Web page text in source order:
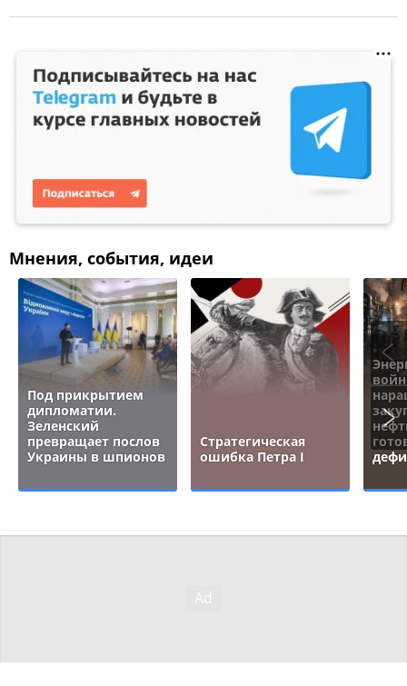
Мнения, события, идеи
Под прикрытием
дипломатии.
Зеленский
превращает послов
Украины в шпионов
Стратегическая
ошибка Петра I